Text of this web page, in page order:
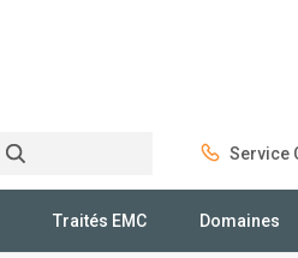
Service
Traités EMC Domaines